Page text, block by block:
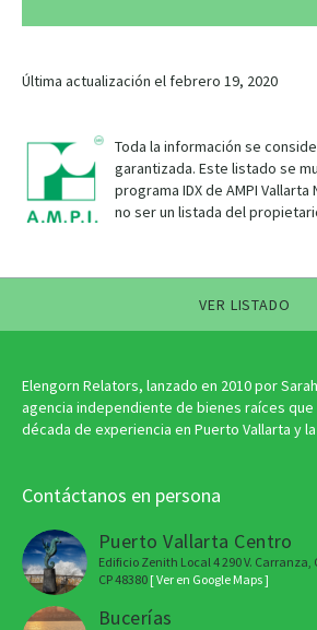
Última actualización el febrero 19, 2020
Toda la información se
garantizada. Este listado se
programa IDX de AMPI Vallarta
no ser un listada del
VER LISTADO
Elengorn Relators, lanzado en 2010 por
agencia independiente de bienes raíces
década de experiencia en Puerto Vallarta y
Contáctanos en persona
Puerto Vallarta Centro
Edificio Zenith Local 4 290 V.
CP 48380 [ Ver en Google Maps ]
Bucerías